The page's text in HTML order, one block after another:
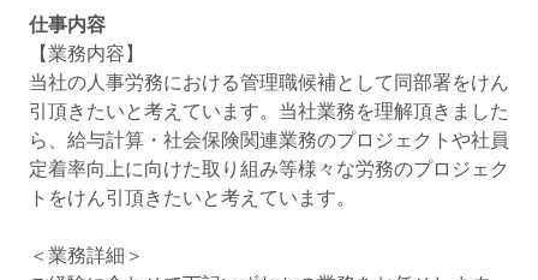
仕事内容
【業務内容】
当社の人事労務における管理職候補として同部署をけん
引頂きたいと考えています。当社業務を理解頂きました
ら、給与計算・社会保険関連業務のプロジェクトや社員
定着率向上に向けた取り組み等様々な労務のプロジェク
トをけん引頂きたいと考えています。
＜業務詳細＞